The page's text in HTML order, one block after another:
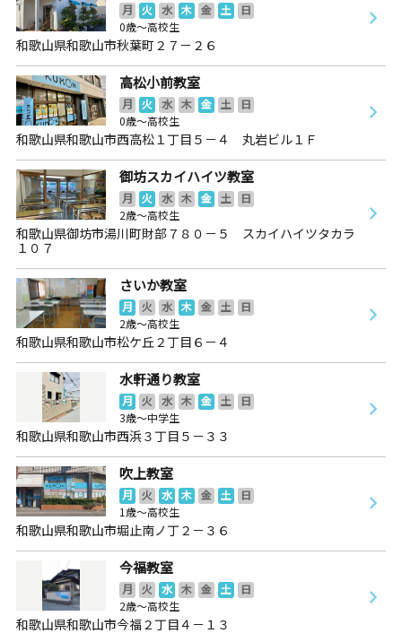
月 火 水 木 金 土
日
0歳～高校生
和歌山県和歌山市秋葉町２７－２６
高松小前教室
月 火 水 木 金 土
日
0歳～高校生
和歌山県和歌山市西高松１丁目５－４ 丸岩ビル１Ｆ
御坊スカイハイツ教室
月 火 水 木 金 土
日
2歳～高校生
和歌山県御坊市湯川町財部７８０－５ スカイハイツタカラ
１０７
さいか教室
月 火 水 木 金 土
日
2歳～高校生
和歌山県和歌山市松ケ丘２丁目６－４
水軒通り教室
月 火 水 木 金 土
日
3歳～中学生
和歌山県和歌山市西浜３丁目５－３３
吹上教室
月 火 水 木 金 土
日
1歳～高校生
和歌山県和歌山市堀止南ノ丁２－３６
今福教室
月 火 水 木 金 土
日
2歳～高校生
和歌山県和歌山市今福２丁目４－１３